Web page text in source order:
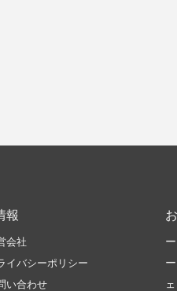
報
会社
イバシーポリシー
い合わせ